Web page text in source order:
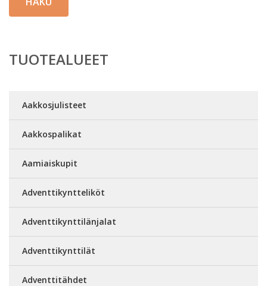
TUOTEALUEET
Aakkosjulisteet
Aakkospalikat
Aamiaiskupit
Adventtikyntteliköt
Adventtikynttilänjalat
Adventtikynttilät
Adventtitähdet